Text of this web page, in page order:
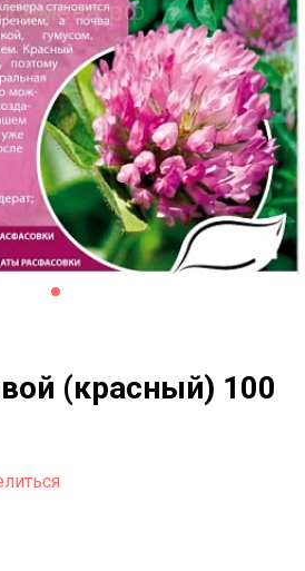
(красный) 100